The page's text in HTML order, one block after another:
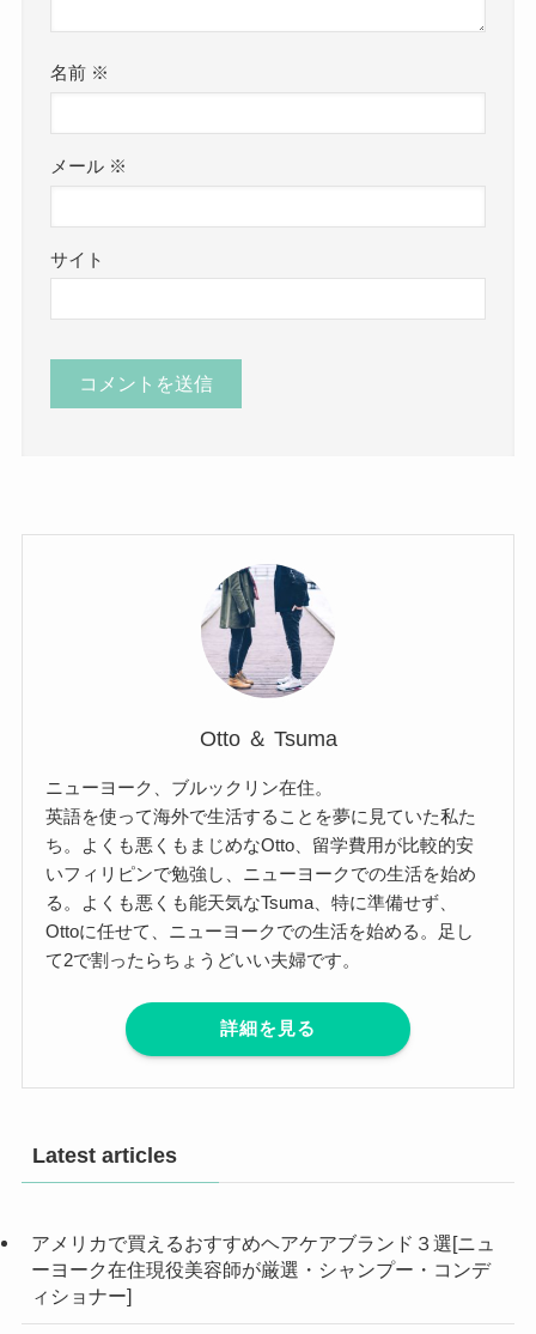
名前 ※
メール ※
サイト
Otto ＆ Tsuma
ニューヨーク、ブルックリン在住。
英語を使って海外で生活することを夢に見ていた私た
ち。よくも悪くもまじめなOtto、留学費用が比較的安
いフィリピンで勉強し、ニューヨークでの生活を始め
る。よくも悪くも能天気なTsuma、特に準備せず、
Ottoに任せて、ニューヨークでの生活を始める。足し
て2で割ったらちょうどいい夫婦です。
詳細を見る
Latest articles
アメリカで買えるおすすめヘアケアブランド３選[ニュ
ーヨーク在住現役美容師が厳選・シャンプー・コンデ
ィショナー]